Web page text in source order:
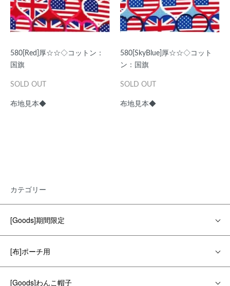
580[Red]厚☆☆◇コットン：
国旗
SOLD OUT
布地見本◆
580[SkyBlue]厚☆☆◇コット
ン：国旗
SOLD OUT
布地見本◆
カテゴリー
[Goods]期間限定
[布]ポーチ用
[Goods]わんこ帽子